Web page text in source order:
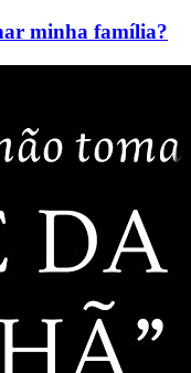
minha família?